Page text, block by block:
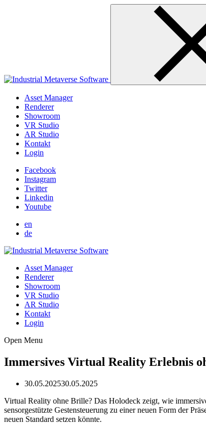
Asset Manager
Renderer
Showroom
VR Studio
AR Studio
Kontakt
Login
Facebook
Instagram
Twitter
Linkedin
Youtube
en
de
Asset Manager
Renderer
Showroom
VR Studio
AR Studio
Kontakt
Login
Open Menu
Immersives Virtual Reality Erlebnis
30.05.202530.05.2025
Virtual Reality ohne Brille? Das Holodeck zeigt, wie
sensorgestützte Gestensteuerung zu einer neuen Form der
neuen Standard setzen könnte.